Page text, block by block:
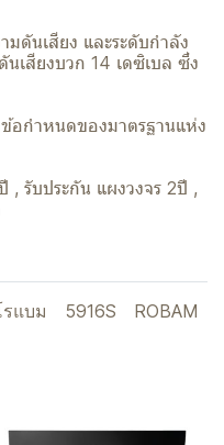
มดันเสียง และระดับกำลัง
เสียงบวก 14 เดซิเบล ซึ่ง
อกำหนดของมาตรฐานแห่ง
, รับประกัน แผงวงจร 2ปี ,
รแบม 5916S ROBAM